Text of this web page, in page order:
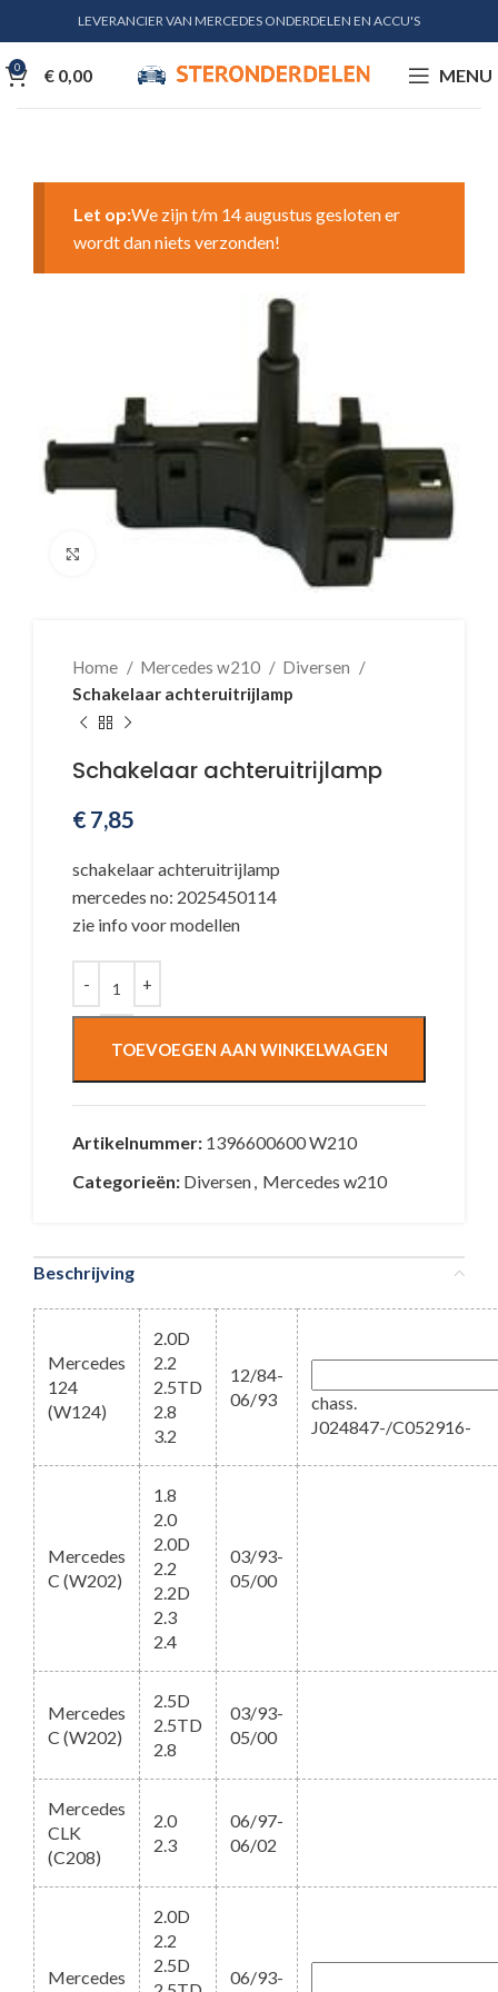
LEVERANCIER VAN MERCEDES ONDERDELEN EN ACCU'S
0 € 0,00 MENU
Let op:We zijn t/m 14 augustus gesloten er
wordt dan niets verzonden!
Home Mercedes w210
Diversen
Schakelaar achteruitrijlamp
Schakelaar achteruitrijlamp
€ 7,85
schakelaar achteruitrijlamp
mercedes no: 2025450114
zie info voor modellen
TOEVOEGEN AAN WINKELWAGEN
Artikelnummer: 1396600600 W210
Categorieën: Diversen, Mercedes w210
Beschrijving
Mercedes
124
(W124)
2.0D
2.2
2.5TD
2.8
3.2
12/84-
06/93
chass.
J024847-/C052916-
Mercedes
C (W202)
1.8
2.0
2.0D
2.2
2.2D
2.3
2.4
03/93-
05/00
Mercedes
C (W202)
2.5D
2.5TD
2.8
03/93-
05/00
Mercedes
CLK
(C208)
2.0
2.3
06/97-
06/02
Mercedes
2.0D
2.2
2.5D
06/93-